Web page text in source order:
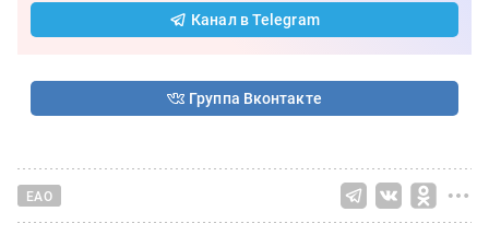
Канал в Telegram
Группа Вконтакте
ЕАО